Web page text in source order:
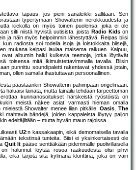
tapaus, jos pieni sanaleikki sallitaan. Sen
typertymään Showalterin nerokkuudesta ja
kiekolla on myös toinen puolensa, joka ei ole
silti niistä hyvistä uutisista, joista Radio Kidson
ja näin myös helpoimmin lähestyttävä. Reipas biisi
kun radiosta soi todella isoja ja loistokkaita biisejä,
mukana kelpasi laulaa maisema raikuen. Kaipuu,
albumin halki kulkevia teemoja, jotka löytävät
toisensa mitä ikimuistettavimmalla tavalla. Biisin
punnittu soundipaletti rakentavat yhdessä jotain,
ollen samalla ihastuttavan persoonallinen.
päästäänkin Showalterin pahimpaan ongelmaan.
haluaisi lainata, mutta lainailu tehdään tarpeettoman
kunnianosoitukset härskeistä ryöstöistä on
meistä näkee asiat varmasti hieman omalla
mielestä Showalter menee liian pitkälle.Oasis,The
mahtavia bändejä, joiden kappaleista löytyy paljon
edeltäjiltään – mutta hyvän maun rajoissa.
U2:n kassakaapin, eikä demomaisella tavalla
tekstinsä tunteita. Biisi ei yksinkertaisesti ole
Quit It pääse senttiäkään pidemmälle puolivillaisella
on halunnut löytää rosoa raakuudesta olisi pihvi
eikä tarjota sitä kylmänä klönttinä, joka on vain